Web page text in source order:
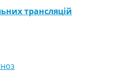
трансляцій